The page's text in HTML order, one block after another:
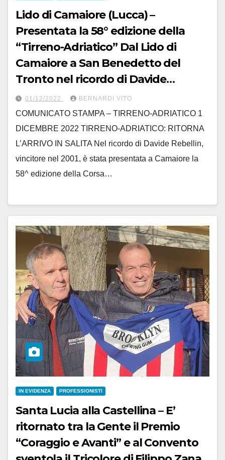
Lido di Camaiore (Lucca) –
Presentata la 58° edizione della
“Tirreno-Adriatico” Dal Lido di
Camaiore a San Benedetto del
Tronto nel ricordo di Davide
Rebellin alla ricerca del successore
di Tadej Pogacar
01/12/2022 BERNARDI VITO
COMUNICATO STAMPA – TIRRENO-ADRIATICO 1
DICEMBRE 2022 TIRRENO-ADRIATICO: RITORNA
L’ARRIVO IN SALITA Nel ricordo di Davide Rebellin,
vincitore nel 2001, è stata presentata a Camaiore la
58^ edizione della Corsa…
IN EVIDENZA PROFESSIONISTI
Santa Lucia alla Castellina – E’
ritornato tra la Gente il Premio
“Coraggio e Avanti” e al Convento